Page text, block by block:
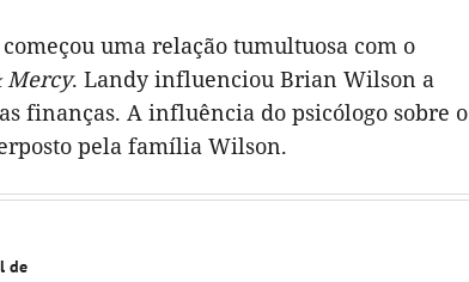
uma relação tumultuosa com o
Mercy. Landy influenciou Brian Wilson a
finanças. A influência do psicólogo sobre o
pela família Wilson.
de